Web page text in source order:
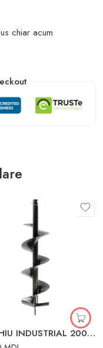
chiar acum
BURGHIU INDUSTRIAL 200X800MM MICUL FERMIER